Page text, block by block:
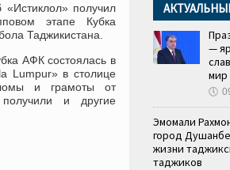
получил
этапе Кубка
Таджикистана.
АФК состоялась в
Lumpur» в столице
и грамоты от
и другие
—
мир
🕔
Эмомали
город
жизни
таджиков